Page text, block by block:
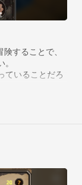
を待っていま
除が得意だった
界で無限の冒険
ています。
することで、
ていることだろ
るかもしれな